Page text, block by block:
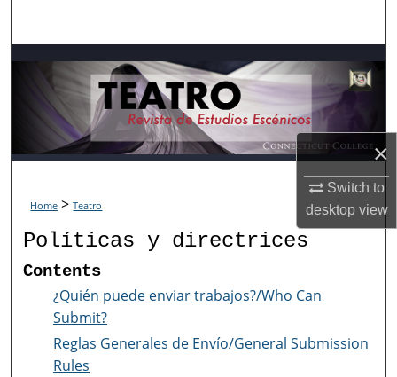
×
Switch to
desktopview
Browse Collections
My Account
About
Digital Commons Network™
Home > Teatro
Políticas y directrices
Contents
¿Quién puede enviar trabajos?/Who Can
Submit?
Reglas Generales de Envío/General Submission
Rules